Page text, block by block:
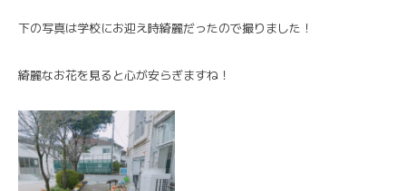
下の写真は学校にお迎え時綺麗だったので撮りました！
綺麗なお花を見ると心が安らぎますね！